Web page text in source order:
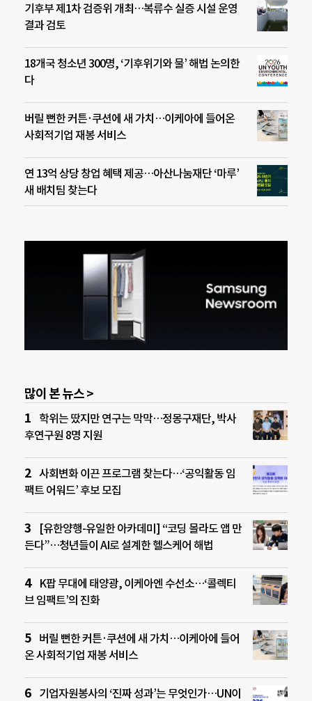
기후부 제1차 검증위 개최…복류수 실증 시설 운영
결과 검토
18개국 청소년 300명, ‘기후위기와 물’ 해법 논의한
다
버릴 뻔한 커튼·쿠션에 새 가치…이케아에 들어온
사회적기업 재봉 서비스
연 13억 상당 창업 혜택 제공…아산나눔재단 ‘마루’
새 배치팀 찾는다
많이 본 뉴스 >
학위는 땄지만 연구는 막막…정몽구재단, 박사
후연구원 8명 지원
사회변화 이끈 프로그램 찾는다…‘공익활동 임
팩트 어워드’ 후보 모집
[유한양행-유일한 아카데미] “코딩 몰라도 앱 만
든다”…청년들이 AI로 설계한 헬스케어 해법
K팝 무대에 태양광, 이케아엔 수선소…‘콜렉티
브 임팩트’의 진화
버릴 뻔한 커튼·쿠션에 새 가치…이케아에 들어
온 사회적기업 재봉 서비스
기업자원봉사의 ‘진짜 성과’는 무엇인가…UN이